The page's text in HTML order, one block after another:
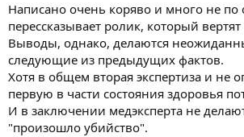
Написано очень коряво и много не по
перессказывает ролик, который вертят
Выводы, однако, делаются
следующие из предыдущих фактов.
Хотя в общем вторая экспертиза и не
первую в части состояния здоровья
И в заключении медэксперта не
"произошло убийство".